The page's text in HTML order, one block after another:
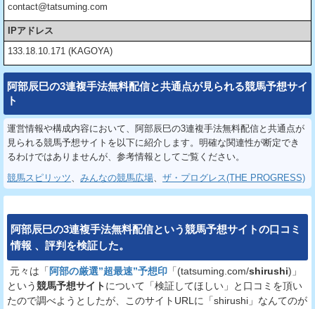
contact@tatsuming.com
IPアドレス
133.18.10.171 (KAGOYA)
阿部辰巳の3連複手法無料配信と共通点が見られる競馬予想サイ
ト
運営情報や構成内容において、阿部辰巳の3連複手法無料配信と共通点が
見られる競馬予想サイトを以下に紹介します。明確な関連性が断定でき
るわけではありませんが、参考情報としてご覧ください。
競馬スピリッツ
みんなの競馬広場 ザ・プログレス(THE PROGRESS)
阿部辰巳の3連複手法無料配信という競馬予想サイトの口コミ
情報 、 評判 を検証した。
元々は「阿部の厳選”超最速”予想印 「(tatsuming.com/shirushi)」
という競馬予想サイトについて「検証してほしい」と口コミを頂い
たので調べようとしたが、このサイトURLに「shirushi」なんてのが